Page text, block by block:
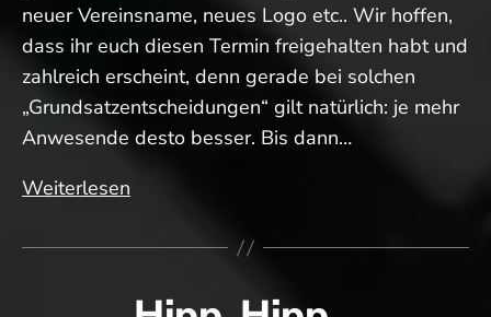
neuer Vereinsname, neues Logo etc.. Wir hoffen,
dass ihr euch diesen Termin freigehalten habt und
zahlreich erscheint, denn gerade bei solchen
„Grundsatzentscheidungen“ gilt natürlich: je mehr
Anwesende desto besser. Bis dann…
Weiterlesen
die
steht